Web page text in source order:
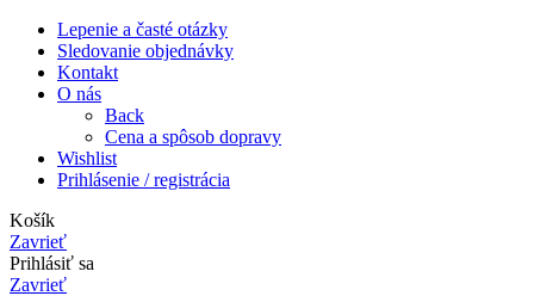
Lepenie a časté otázky
Sledovanie objednávky
Kontakt
O nás
Back
Cena a spôsob dopravy
Wishlist
Prihlásenie / registrácia
Košík
Zavrieť
Prihlásiť sa
Zavrieť